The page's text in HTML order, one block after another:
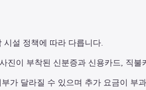
시설 정책에 따라 다릅니다.
진이 부착된 신분증과 신용카드, 직
가 달라질 수 있으며 추가 요금이 부